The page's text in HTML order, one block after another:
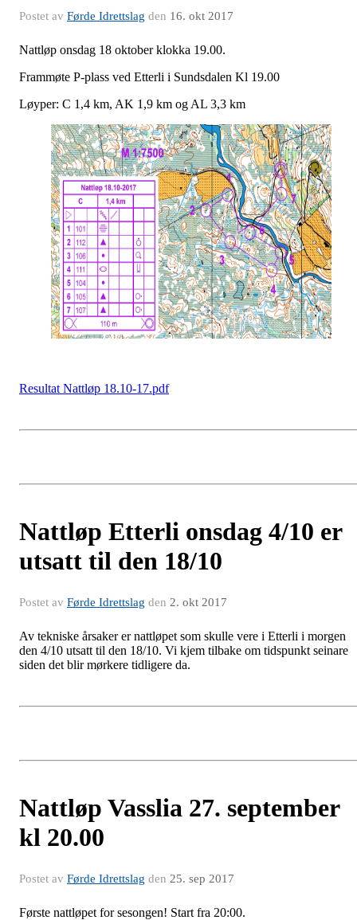
Postet av Førde Idrettslag den 16. okt 2017
Nattløp onsdag 18 oktober klokka 19.00.
Frammøte P-plass ved Etterli i Sundsdalen Kl 19.00
Løyper: C 1,4 km, AK 1,9 km og AL 3,3 km
Resultat Nattløp 18.10-17.pdf
Nattløp Etterli onsdag 4/10 er
utsatt til den 18/10
Postet av Førde Idrettslag den 2. okt 2017
Av tekniske årsaker er nattløpet som skulle vere i Etterli i morgen
den 4/10 utsatt til den 18/10. Vi kjem tilbake om tidspunkt seinare
siden det blir mørkere tidligere da.
Nattløp Vasslia 27. september
kl 20.00
Postet av Førde Idrettslag den 25. sep 2017
Første nattløpet for sesongen! Start fra 20:00.